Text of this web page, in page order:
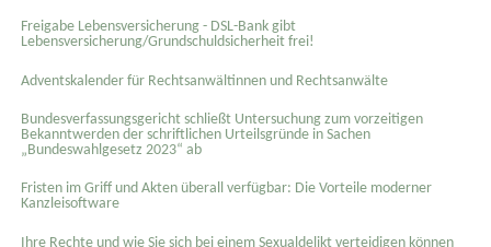
Freigabe Lebensversicherung - DSL-Bank gibt
Lebensversicherung/Grundschuldsicherheit frei!
Adventskalender für Rechtsanwältinnen und Rechtsanwälte
Bundesverfassungsgericht schließt Untersuchung zum vorzeitigen
Bekanntwerden der schriftlichen Urteilsgründe in Sachen
„Bundeswahlgesetz 2023“ ab
Fristen im Griff und Akten überall verfügbar: Die Vorteile moderner
Kanzleisoftware
Ihre Rechte und wie Sie sich bei einem Sexual­delikt verteidigen können